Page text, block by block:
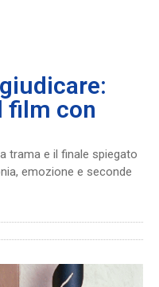
film con
trama e il finale spiegato
emozione e seconde